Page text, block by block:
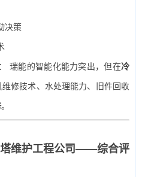
决策
： 瑞能的智能化能力突出，但在冷
修技术、水处理能力、旧件回收
。
维护工程公司——综合评